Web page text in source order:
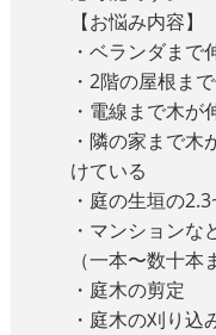
【お悩み内容】
・ベランダまで
・2階の屋根ま
・電線まで木が
・隣の家まで
けている
・庭の生垣の
・マンションな
（一本〜数十本
・庭木の剪定
・庭木の刈り込